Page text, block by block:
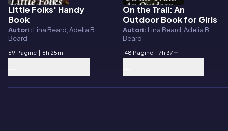
E-book
Little Folks' Handy
Book
Autori: Lina Beard, Adelia B.
Beard
69 Pagine | 6h 25m
E-book
On the Trail: An
Outdoor Book for Girls
Autori: Lina Beard, Adelia B.
Beard
148 Pagine | 7h 37m